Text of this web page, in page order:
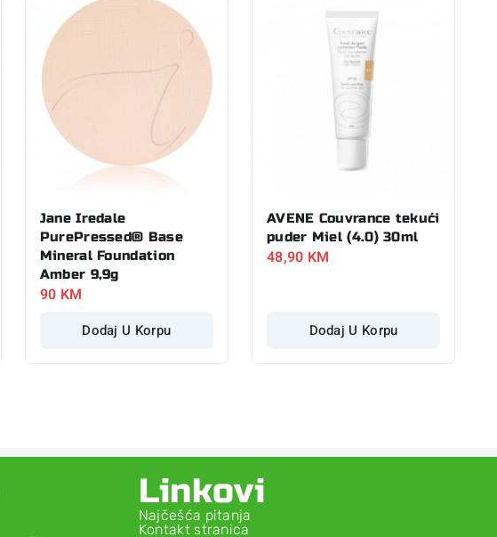
Jane Iredale
PurePressed® Base
Mineral Foundation
Amber 9,9g
90 KM
Dodaj U Korpu
AVENE Couvrance tekući
puder Miel (4.0) 30ml
48,90 KM
Dodaj U Korpu
Linkovi
Najčešća pitanja
Kontakt stranica